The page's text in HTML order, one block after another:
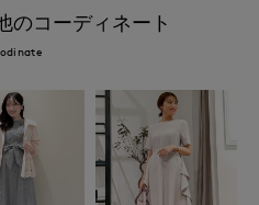
のコーディネート